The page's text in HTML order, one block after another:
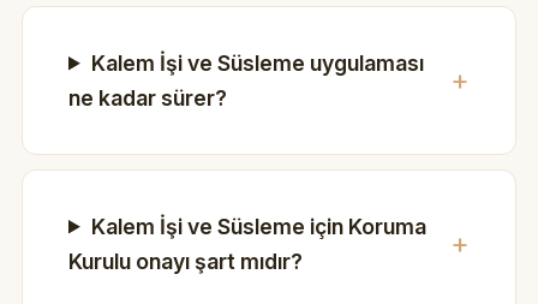
Kalem İşi ve Süsleme uygulaması
ne kadar sürer?
Kalem İşi ve Süsleme için Koruma
Kurulu onayı şart mıdır?